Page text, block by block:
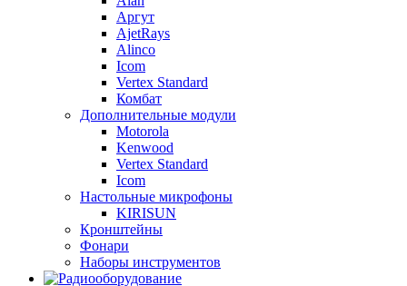
Аргут
AjetRays
Alinco
Icom
Vertex Standard
Комбат
Дополнительные модули
Motorola
Kenwood
Vertex Standard
Icom
Настольные микрофоны
KIRISUN
Кронштейны
Фонари
Наборы инструментов